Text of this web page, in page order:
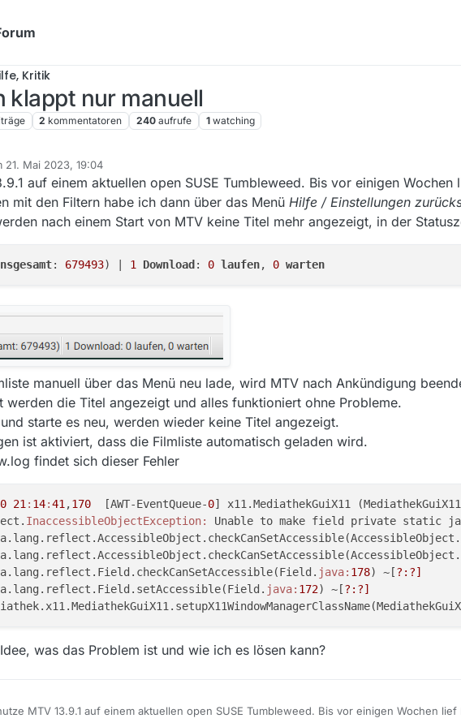
Kritik
klappt nur manuell
2 kommentatoren 240 aufrufe 1 watching
21. Mai 2023, 19:04
von
auf einem aktuellen open SUSE Tumbleweed. Bis vor einigen
mit den Filtern habe ich dann über das Menü Hilfe / Einstellungen
nach einem Start von MTV keine Titel mehr angezeigt, in der
: 679493) | 1 Download : 0 laufen, 0 warten
manuell über das Menü neu lade, wird MTV nach Ankündigung
werden die Titel angezeigt und alles funktioniert ohne Probleme.
starte es neu, werden wieder keine Titel angezeigt.
ist aktiviert, dass die Filmliste automatisch geladen wird.
findet sich dieser Fehler
21 : 14:41 ,170
  [AWT-EventQueue-
0] x11.MediathekGuiX11
InaccessibleObjectException: Unable to make field private static
java: 178) ~[?: ?]
java: 172) ~[?: ?]
was das Problem ist und wie ich es lösen kann?
MTV 13.9.1 auf einem aktuellen open SUSE Tumbleweed. Bis vor einigen Wochen